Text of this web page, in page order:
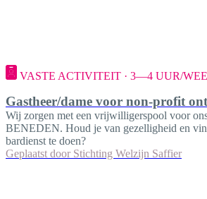
VASTE ACTIVITEIT · 3—4 UUR/
Gastheer/dame voor non-profit
Wij zorgen met een vrijwilligerspool voor
BENEDEN. Houd je van gezelligheid en
bardienst te doen?
Geplaatst door Stichting Welzijn Saffier